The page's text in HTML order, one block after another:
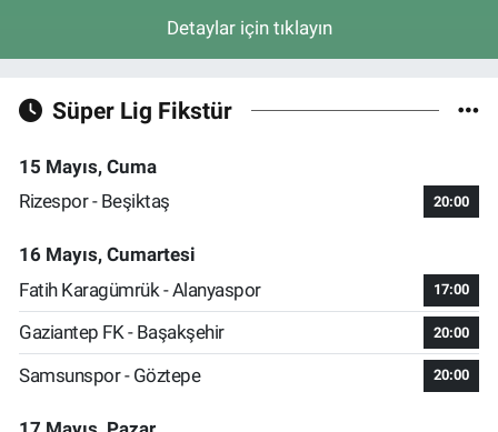
Detaylar için tıklayın
Süper Lig Fikstür
15 Mayıs, Cuma
Rizespor - Beşiktaş
20:00
16 Mayıs, Cumartesi
Fatih Karagümrük - Alanyaspor
17:00
Gaziantep FK - Başakşehir 20:00
Samsunspor - Göztepe 20:00